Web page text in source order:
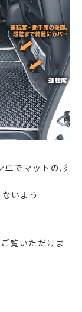
でマットの形
いよう
覧いただけま